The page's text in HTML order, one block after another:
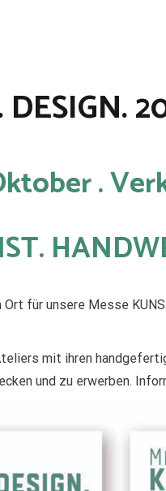
.
für unsere Messe
mit ihren
und zu erwerben.